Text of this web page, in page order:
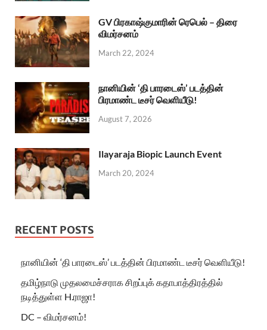
GV பிரகாஷ்குமாரின் ரெபெல் – திரை
விமர்சனம்
March 22, 2024
நானியின் ‘தி பாரடைஸ்’ படத்தின்
பிரமாண்ட டீசர் வெளியீடு!
August 7, 2026
Ilayaraja Biopic Launch Event
March 20, 2024
RECENT POSTS
நானியின் ‘தி பாரடைஸ்’ படத்தின் பிரமாண்ட டீசர் வெளியீடு!
தமிழ்நாடு முதலமைச்சராக சிறப்புக் கதாபாத்திரத்தில்
நடித்துள்ள H.ராஜா!
DC – விமர்சனம்!